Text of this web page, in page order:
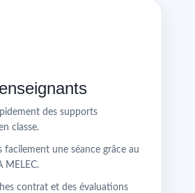
des supports
classe.
facilement une séance grâce au
MELEC.
contrat et des évaluations